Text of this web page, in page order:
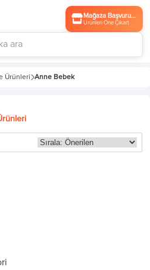
Mağaza Başvurusu
Ürünleri Öne Çıkart
Ürünleri Anne Bebek